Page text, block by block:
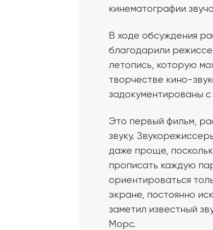
кинематографии
В ходе обсуждения
благодарили
летопись, которую
творчестве кино-
задокументированы
Это первый фильм,
звуку.
даже проще,
прописать каждую
ориентироваться
экране, постоянно
заметил известный
Морс.